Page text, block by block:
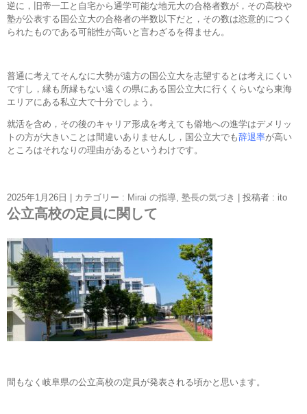
逆に，旧帝一工と自宅から通学可能な地元大の合格者数が，その高校や
塾が公表する国公立大の合格者の半数以下だと，その数は恣意的につく
られたものである可能性が高いと言わざるを得ません。
普通に考えてそんなに大勢が遠方の国公立大を志望するとは考えにくい
ですし，縁も所縁もない遠くの県にある国公立大に行くくらいなら東海
エリアにある私立大で十分でしょう。
就活を含め，その後のキャリア形成を考えても僻地への進学はデメリッ
トの方が大きいことは間違いありませんし，国公立大でも辞退率が高い
ところはそれなりの理由があるというわけです。
2025年1月26日 カテゴリー : Mirai の指導, 塾長の気づき 投稿者 : ito
公立高校の定員に関して
間もなく岐阜県の公立高校の定員が発表される頃かと思います。